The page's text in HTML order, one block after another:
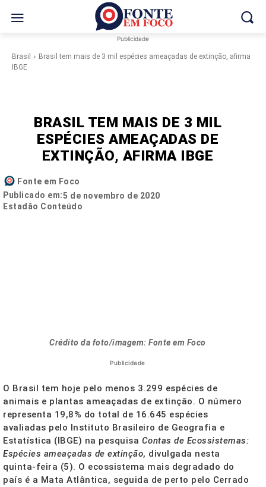
Publicidade
Brasil
Brasil tem mais de 3 mil espécies ameaçadas de extinção, afirma
IBGE
BRASIL TEM MAIS DE 3 MIL
ESPÉCIES AMEAÇADAS DE
EXTINÇÃO, AFIRMA IBGE
Fonte em Foco
Publicado em:5 de novembro de 2020
Estadão Conteúdo
Crédito da foto/imagem: Fonte em Foco
Publicidade
O Brasil tem hoje pelo menos 3.299 espécies de
animais e plantas ameaçadas de extinção. O número
representa 19,8% do total de 16.645 espécies
avaliadas pelo Instituto Brasileiro de Geografia e
Estatística (IBGE) na pesquisa Contas de Ecossistemas:
Espécies ameaçadas de extinção, divulgada nesta
quinta-feira (5). O ecossistema mais degradado do
país é a Mata Atlântica, seguida de perto pelo Cerrado